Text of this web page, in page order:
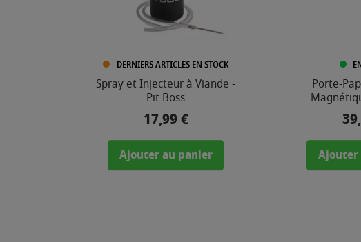
DERNIERS ARTICLES EN STOCK
Spray et Injecteur à Viande -
Pit Boss
Prix
17,99 €
Ajouter au panier
Porte-
Prix
Ajouter